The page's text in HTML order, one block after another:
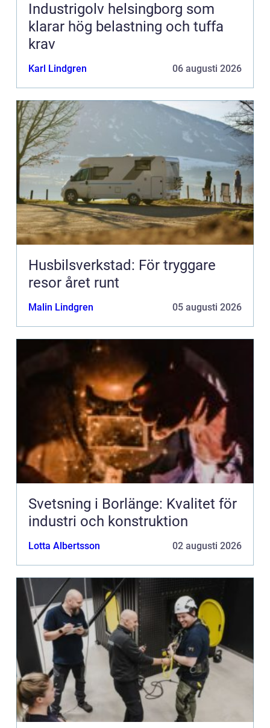
Industrigolv helsingborg som
klarar hög belastning och tuffa
krav
Karl Lindgren 06 augusti 2026
Husbilsverkstad: För tryggare
resor året runt
Malin Lindgren 05 augusti 2026
Svetsning i Borlänge: Kvalitet för
industri och konstruktion
Lotta Albertsson 02 augusti 2026